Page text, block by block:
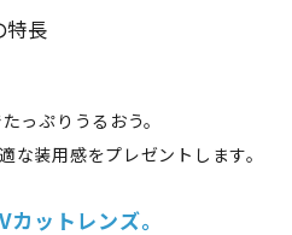
特長
っぷりうるおう。
な装用感をプレゼントします。
ットレンズ。